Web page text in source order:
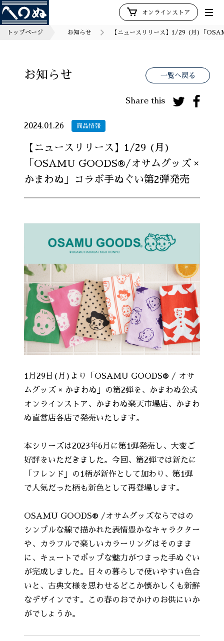
オンラインストア
トップページ お知らせ 【ニュースリリース】1/29 (月)「
お知らせ 一覧へ戻る
2024.01.26 商品情報
Share this
【ニュースリリース】1/29 (月)
「OSAMU GOODS®/オサムグッズ ×
かまわぬ」コラボ手ぬぐい第2弾発売
1月29日(月)より「OSAMU GOODS® / オサ
ムグッズ × かまわぬ」の第2弾を、かまわぬ公式
オンラインストア、かまわぬ楽天市場店、かまわ
ぬ直営店各店で発売いたします。
本シリーズは2023年6月に第1弾発売し、大変ご
好評をいただきました。今回、第2弾では新たに
「フレンド」の1柄が新作として加わり、第1弾
で人気だった柄も新色として再登場します。
OSAMU GOODS® /オサムグッズならではの
シンプルな線で描かれた表情豊かなキャラクター
や、カラフルで楽しいカラーリングはそのまま
に、キュートでポップな魅力がつまった手ぬぐい
が完成しました。日々の暮らしで使いやすい色合
いと、古典文様を思わせるどこか懐かしくも新鮮
なデザインです。この春のおでかけのお供にいか
がでしょうか。